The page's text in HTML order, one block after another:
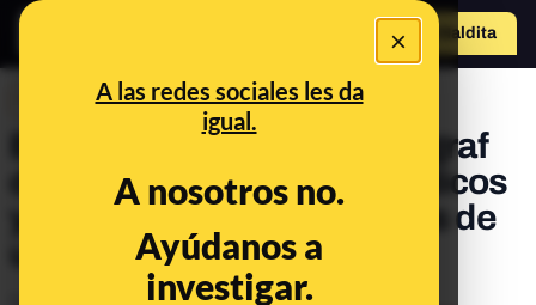
×
A las redes sociales les da
igual.
A nosotros no.
Ayúdanos a
investigar.
Hazte Maldita
El verificador croata Faktograf
denuncia ataques informáticos
y amenazas tras las críticas de
un empresario
Dec 20, 2021, 4:58:00 PM